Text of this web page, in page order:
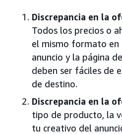
Discrepancia en la
Todos los precios o
el mismo formato en
anuncio y la página
deben ser fáciles de
de destino.
Discrepancia en la
tipo de producto, la
tu creativo del